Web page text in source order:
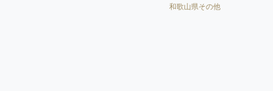
和歌山県その他